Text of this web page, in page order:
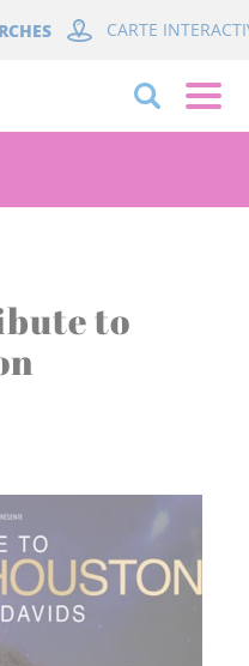
CARTE
to